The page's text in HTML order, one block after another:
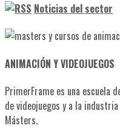
Noticias del sector
ANIMACIÓN Y VIDEOJUEGOS
PrimerFrame es una escuela
de videojuegos y a la
Másters.